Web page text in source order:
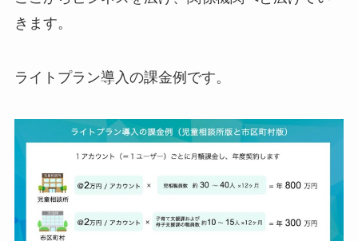
きます。
ライトプラン導入の課金例です。